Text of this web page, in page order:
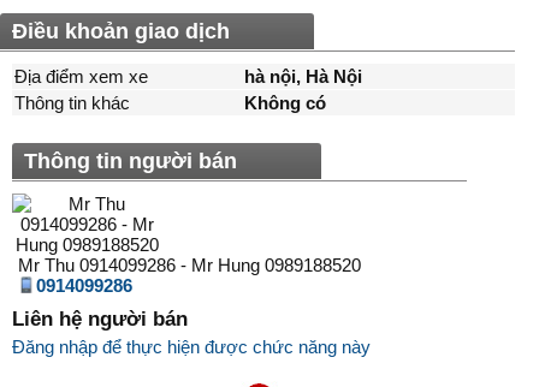
Điều khoản giao dịch
Địa điểm xem xe
hà nội, Hà Nội
Thông tin khác
Không có
Thông tin người bán
Mr Thu 0914099286 - Mr Hung 0989188520
0914099286
Liên hệ người bán
Đăng nhập để thực hiện được chức năng này